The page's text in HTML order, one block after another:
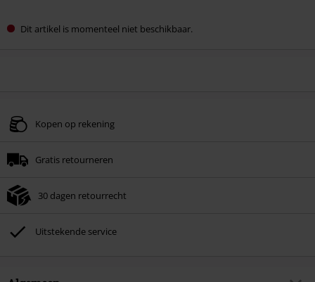
Dit artikel is momenteel niet beschikbaar.
Kopen op rekening
Gratis retourneren
30 dagen retourrecht
Uitstekende service